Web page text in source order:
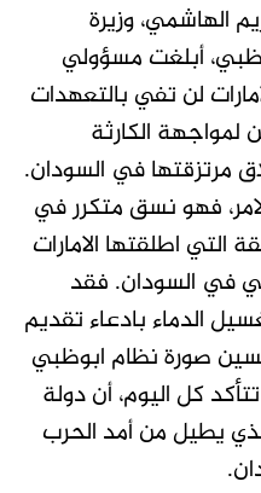
الهاشمي، وزيرة
أبلغت مسؤولي
لن تفي بالتعهدات
لمواجهة الكارثة
مرتزقتها في السودان.
فهو نسق متكرر في
التي اطلقتها الامارات
في السودان. فقد
الدماء بادعاء تقديم
صورة نظام ابوظبي
كل اليوم، أن دولة
يطيل من أمد الحرب